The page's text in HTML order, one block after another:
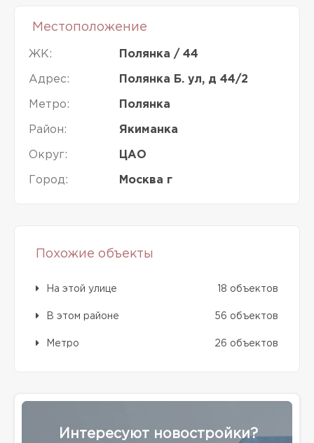
Местоположение
ЖК: Полянка / 44
Адрес: Полянка Б. ул, д 44/2
Метро: Полянка
Район: Якиманка
Округ: ЦАО
Город: Москва г
Похожие объекты
На этой улице 18 объектов
В этом районе 56 объектов
Метро 26 объектов
Интересуют новостройки?